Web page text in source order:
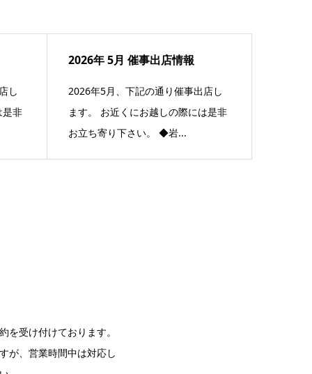
し
是非
2026年 5月 催事出店情報
2026年5月、下記の通り催事出店し
ます。 お近くにお越しの際には是非
お立ち寄り下さい。 ◆岩...
を受け付けております。
が、営業時間中は対応し